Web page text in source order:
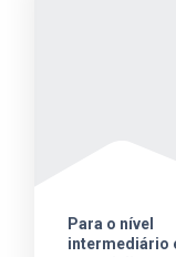
Para o nível
intermediário